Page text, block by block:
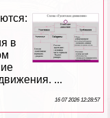
в
...
16 07 2026 12:28:57